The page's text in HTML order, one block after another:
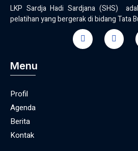
LKP Sardja Hadi Sardjana (SHS)
pelatihan yang bergerak di bidang Tata
Menu
Profil
Agenda
Berita
Kontak